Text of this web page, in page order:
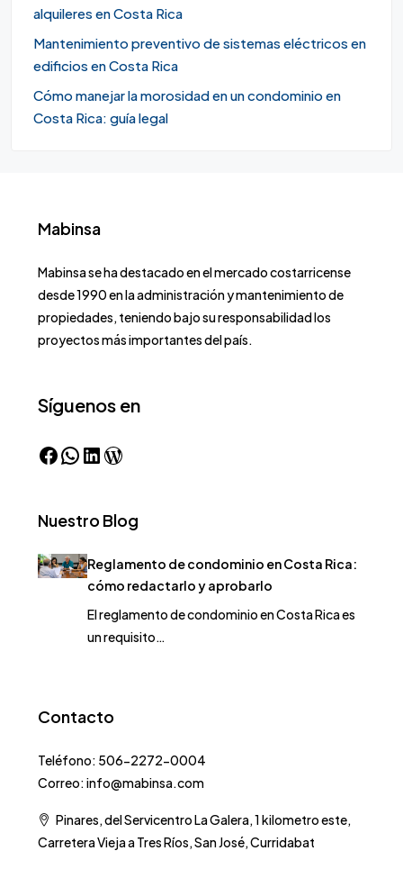
alquileres en Costa Rica
Mantenimiento preventivo de sistemas eléctricos en
edificios en Costa Rica
Cómo manejar la morosidad en un condominio en
Costa Rica: guía legal
Mabinsa
Mabinsa se ha destacado en el mercado costarricense
desde 1990 en la administración y mantenimiento de
propiedades, teniendo bajo su responsabilidad los
proyectos más importantes del país.
Síguenos en
Nuestro Blog
Reglamento de condominio en Costa Rica:
cómo redactarlo y aprobarlo
El reglamento de condominio en Costa Rica es
un requisito…
Contacto
Teléfono: 506-2272-0004
Correo: info@mabinsa.com
Pinares, del Servicentro La Galera, 1 kilometro este,
Carretera Vieja a Tres Ríos, San José, Curridabat